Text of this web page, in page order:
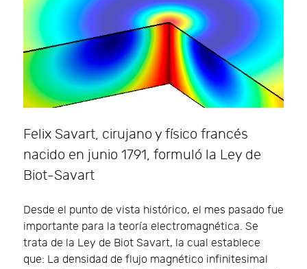
Felix Savart, cirujano y físico francés
nacido en junio 1791, formuló la Ley de
Biot-Savart
Desde el punto de vista histórico, el mes pasado fue
importante para la teoría electromagnética. Se
trata de la Ley de Biot Savart, la cual establece
que: La densidad de flujo magnético infinitesimal